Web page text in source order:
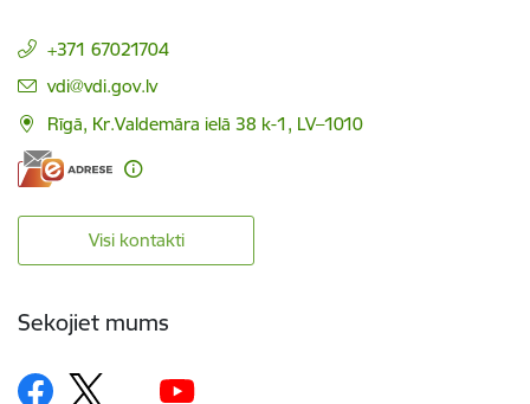
+371 67021704
E-pasts:
vdi@vdi.gov.lv
Rīgā, Kr.Valdemāra ielā 38 k-1, LV–1010
Visi kontakti
Sekojiet mums